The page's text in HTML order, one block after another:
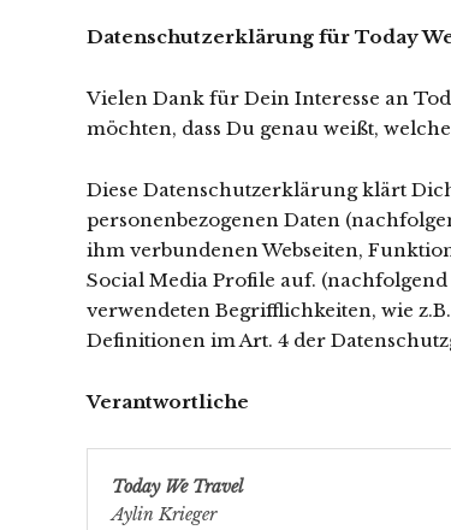
Datenschutzerklärung für Today
Vielen Dank für Dein Interesse an
möchten, dass Du genau weißt,
Diese Datenschutzerklärung klärt
personenbezogenen Daten
ihm verbundenen Webseiten,
Social Media Profile auf.
verwendeten Begrifflichkeiten, wie
Definitionen im Art. 4 der
Verantwortliche
Today We Travel
Aylin Krieger